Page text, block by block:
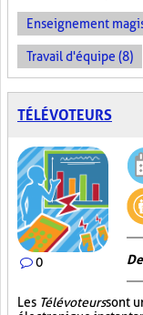
Enseignement
Travail d'équipe (8)
TÉLÉVOTEURS
0
Les Télévoteurssont